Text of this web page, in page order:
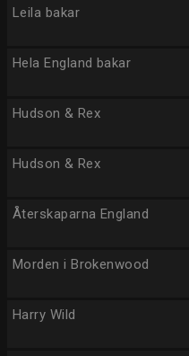
Leila bakar
Hela England bakar
Hudson & Rex
Hudson & Rex
Återskaparna England
Morden i Brokenwood
Harry Wild